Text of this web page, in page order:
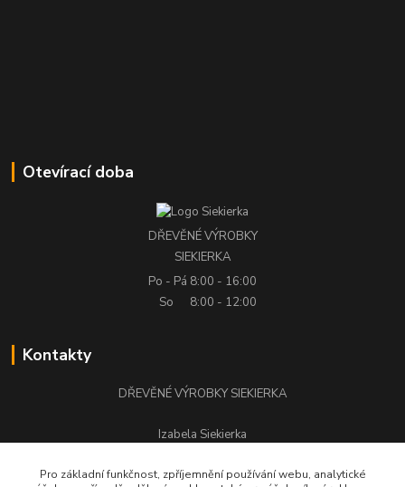
Otevírací doba
DŘEVĚNÉ VÝROBKY
SIEKIERKA
Po - Pá 8:00 - 16:00
So
8:00 - 12:00
Kontakty
DŘEVĚNÉ VÝROBKY SIEKIERKA
Izabela Siekierka
Pro základní funkčnost, zpříjemnění používání webu, analytické